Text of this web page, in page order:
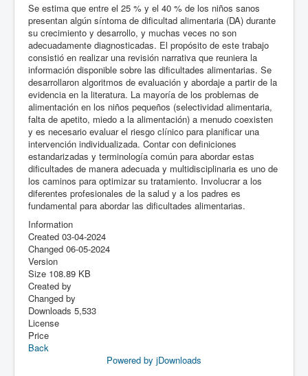
Se estima que entre el 25 % y el 40 % de los niños sanos
presentan algún síntoma de dificultad alimentaria (DA) durante
su crecimiento y desarrollo, y muchas veces no son
adecuadamente diagnosticadas. El propósito de este trabajo
consistió en realizar una revisión narrativa que reuniera la
información disponible sobre las dificultades alimentarias. Se
desarrollaron algoritmos de evaluación y abordaje a partir de la
evidencia en la literatura. La mayoría de los problemas de
alimentación en los niños pequeños (selectividad alimentaria,
falta de apetito, miedo a la alimentación) a menudo coexisten
y es necesario evaluar el riesgo clínico para planificar una
intervención individualizada. Contar con definiciones
estandarizadas y terminología común para abordar estas
dificultades de manera adecuada y multidisciplinaria es uno de
los caminos para optimizar su tratamiento. Involucrar a los
diferentes profesionales de la salud y a los padres es
fundamental para abordar las dificultades alimentarias.
Information
Created 03-04-2024
Changed 06-05-2024
Version
Size 108.89 KB
Created by
Changed by
Downloads 5,533
License
Price
Back
Powered by jDownloads